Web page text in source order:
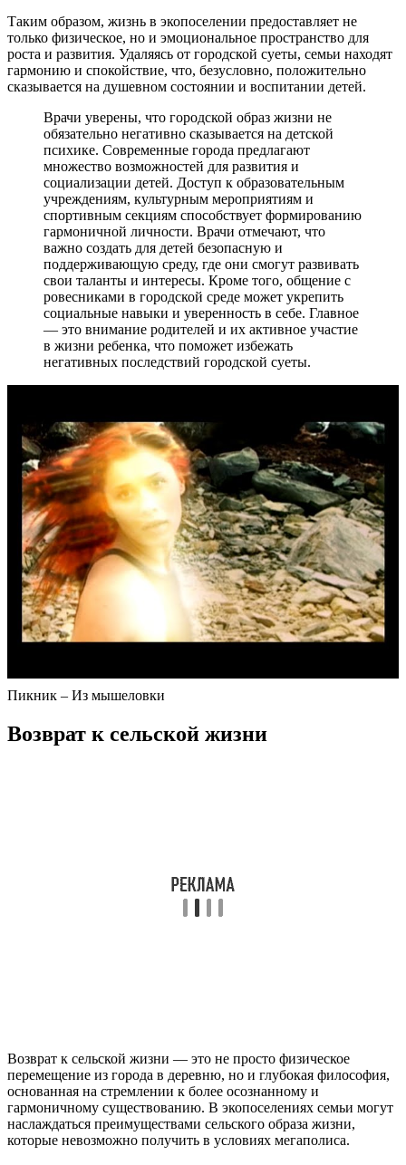
Таким образом, жизнь в экопоселении предоставляет не
только физическое, но и эмоциональное пространство для
роста и развития. Удаляясь от городской суеты, семьи находят
гармонию и спокойствие, что, безусловно, положительно
сказывается на душевном состоянии и воспитании детей.
Врачи уверены, что городской образ жизни не
обязательно негативно сказывается на детской
психике. Современные города предлагают
множество возможностей для развития и
социализации детей. Доступ к образовательным
учреждениям, культурным мероприятиям и
спортивным секциям способствует формированию
гармоничной личности. Врачи отмечают, что
важно создать для детей безопасную и
поддерживающую среду, где они смогут развивать
свои таланты и интересы. Кроме того, общение с
ровесниками в городской среде может укрепить
социальные навыки и уверенность в себе. Главное
— это внимание родителей и их активное участие
в жизни ребенка, что поможет избежать
негативных последствий городской суеты.
Пикник – Из мышеловки
Возврат к сельской жизни
Возврат к сельской жизни — это не просто физическое
перемещение из города в деревню, но и глубокая философия,
основанная на стремлении к более осознанному и
гармоничному существованию. В экопоселениях семьи могут
наслаждаться преимуществами сельского образа жизни,
которые невозможно получить в условиях мегаполиса.